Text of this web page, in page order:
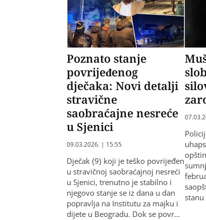
Poznato stanje
povrijeđenog
dječaka: Novi detalji
stravične
saobraćajne nesreće
u Sjenici
09.03.2026. | 15:55
Dječak (9) koji je teško povrijeđen
u stravičnoj saobraćajnoj nesreći
u Sjenici, trenutno je stabilno i
njegovo stanje se iz dana u dan
popravlja na Institutu za majku i
dijete u Beogradu. Dok se povr…